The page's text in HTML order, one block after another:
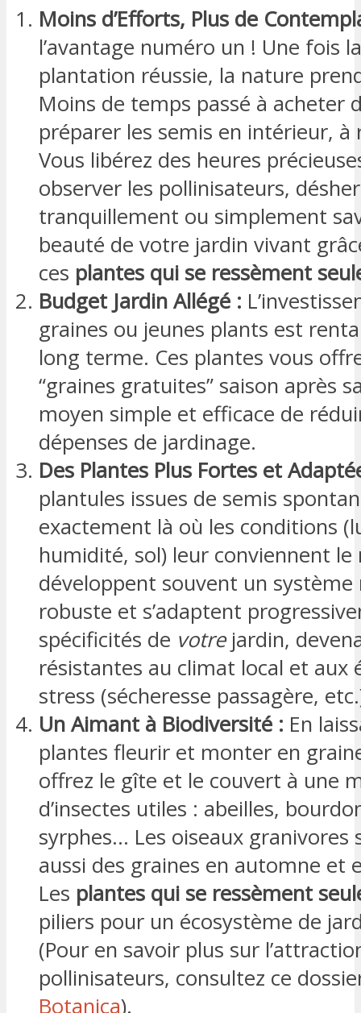
Moins d’Efforts, Plus de
l’avantage numéro un ! Une fois
plantation réussie, la nature
Moins de temps passé à acheter
préparer les semis en intérieur,
Vous libérez des heures
observer les pollinisateurs,
tranquillement ou simplement
beauté de votre jardin vivant
ces plantes qui se ressèment
Budget Jardin Allégé :
graines ou jeunes plants est
long terme. Ces plantes vous
“graines gratuites” saison après
moyen simple et efficace de
dépenses de jardinage.
Des Plantes Plus Fortes et
plantules issues de semis
exactement là où les conditions
humidité, sol) leur conviennent le
développent souvent un système
robuste et s’adaptent
spécificités de votrejardin,
résistantes au climat local et aux
stress (sécheresse passagère,
Un Aimant à Biodiversité : En
plantes fleurir et monter en
offrez le gîte et le couvert à une
d’insectes utiles : abeilles,
syrphes… Les oiseaux granivores
aussi des graines en automne et
Les plantes qui se ressèment
piliers pour un écosystème de
(Pour en savoir plus sur
pollinisateurs, consultez ce
Botanica).